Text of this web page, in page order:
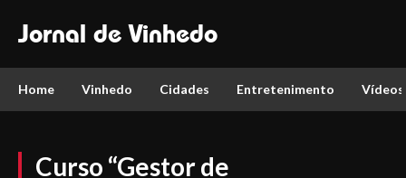
Jornal de Vinhedo
Home Vinhedo Cidades Entretenimento Vídeos
Curso “Gestor de